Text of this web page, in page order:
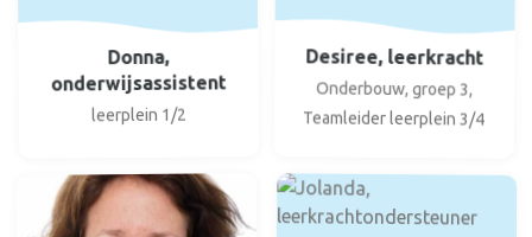
Donna,
onderwijsassistent
leerplein 1/2
Desiree, leerkracht
Onderbouw, groep 3,
Teamleider leerplein 3/4